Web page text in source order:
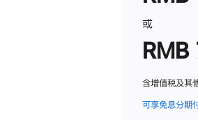
或
含增值税及其
可享免息分期